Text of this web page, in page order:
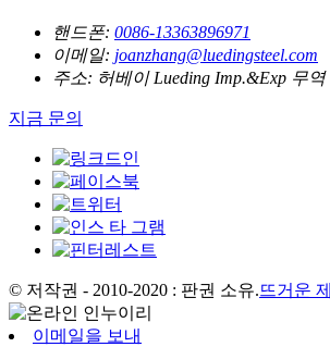
핸드폰: 0086-13363896971
이메일: joanzhang@luedingsteel.com
주소: 허베이 Lueding Imp.&Exp 무
지금 문의
© 저작권 - 2010-2020 : 판권 소유.뜨거운
이메일을 보내